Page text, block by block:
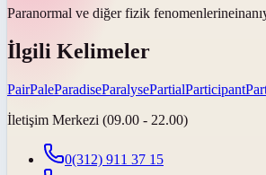
Paranormal ve diğer fizik fenomenlerine
İlgili Kelimeler
PairPaleParadiseParalysePartialParticipant
İletişim Merkezi (09.00 - 22.00)
0(312) 911 37 15